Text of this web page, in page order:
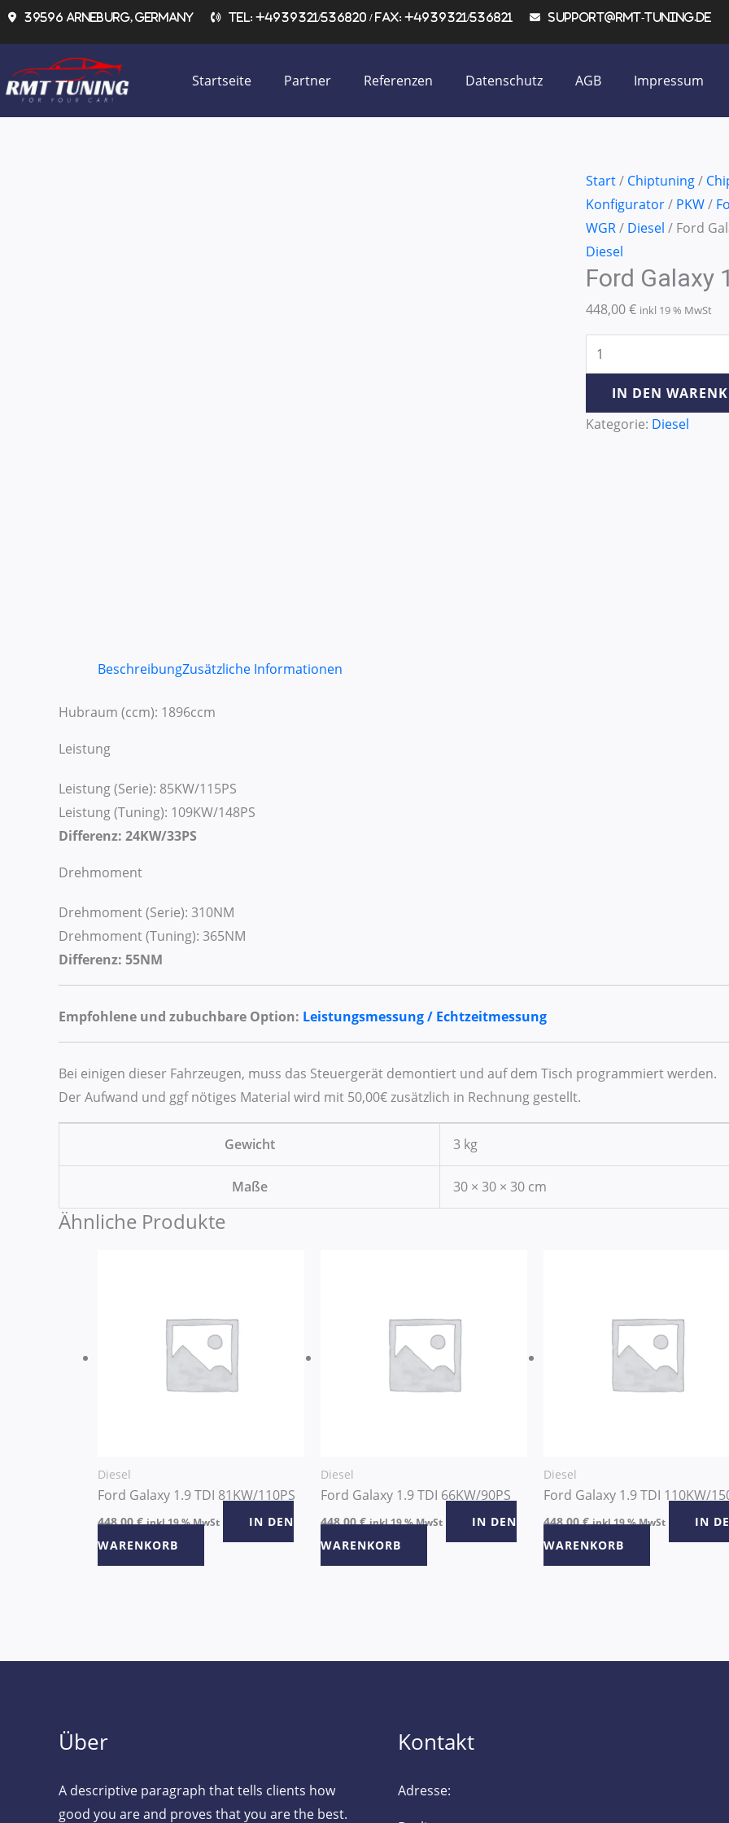
Zum39596 Arneburg, Germany Tel: +4939321/536820 / Fax: +4939321/536821 support@rmt-tuning.de
Startseite Partner Referenzen Datenschutz AGB Impressum
Start/ Chiptuning/
Konfigurator/ PKW/
WGR/ Diesel / Ford
Diesel
Ford Galaxy
448,00€ inkl 19 % MwSt
Ford
Galaxy
1.9
TDI
85KW/115PS
IN DEN
Kategorie: Diesel
BeschreibungZusätzliche Informationen
Hubraum (ccm): 1896ccm
Leistung
Leistung (Serie): 85KW/115PS
Leistung (Tuning): 109KW/148PS
Differenz: 24KW/33PS
Drehmoment
Drehmoment (Serie): 310NM
Drehmoment (Tuning): 365NM
Differenz: 55NM
Empfohlene und zubuchbare Option: Leistungsmessung / Echtzeitmessung
Bei einigen dieser Fahrzeugen, muss das Steuergerät demontiert und auf dem Tisch programmiert werden.
Der Aufwand und ggf nötiges Material wird mit 50,00€ zusätzlich in Rechnung gestellt.
Gewicht 3 kg
Maße 30 × 30 × 30 cm
Ähnliche Produkte
Diesel
Ford Galaxy 1.9 TDI 81KW/110PS
448,00€ inkl 19 % MwSt
IN DEN
WARENKORB
Diesel
Ford Galaxy 1.9 TDI 66KW/90PS
448,00€ inkl 19 % MwSt
IN DEN
WARENKORB
Diesel
Ford Galaxy 1.9 TDI 110KW/
448,00€ inkl 19 % MwSt
IN
WARENKORB
Über
A descriptive paragraph that tells clients how
good you are and proves that you are the best.
Kontakt
Adresse: